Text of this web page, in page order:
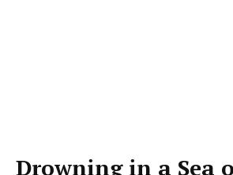
Drowning in a Sea